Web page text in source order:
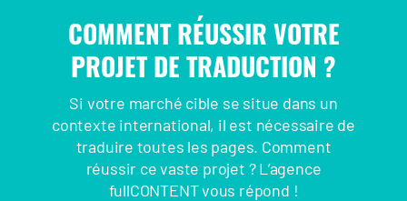
COMMENT RÉUSSIR VOTRE
PROJET DE TRADUCTION ?
Si votre marché cible se situe dans un
contexte international, il est nécessaire de
traduire toutes les pages. Comment
réussir ce vaste projet ? L’agence
fullCONTENT vous répond !